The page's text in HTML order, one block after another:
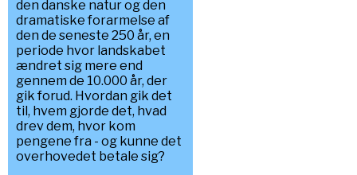
den danske natur og den
dramatiske forarmelse af
den de seneste 250 år, en
periode hvor landskabet
ændret sig mere end
gennem de 10.000 år, der
gik forud. Hvordan gik det
til, hvem gjorde det, hvad
drev dem, hvor kom
pengene fra - og kunne det
overhovedet betale sig?